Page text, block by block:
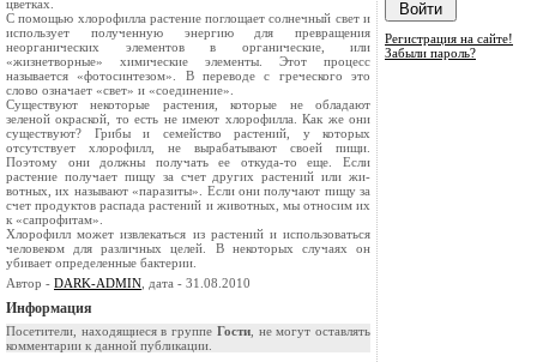
цветках.
С помощью хлорофилла растение поглощает солнечный свет и
использует полученную энер­гию для превращения
неорганических элементов в органические, или
«жизнетворные» химические элементы. Этот процесс
называется «фотосинте­зом». В переводе с греческого это
слово означает «свет» и «соединение».
Существуют некоторые растения, которые не обладают
зеленой окраской, то есть не имеют хлорофилла. Как же они
существуют? Грибы и семейство растений, у которых
отсутствует хлоро­филл, не вырабатывают своей пищи.
Поэтому они должны получать ее откуда-то еще. Если
растение получает пищу за счет других растений или жи­
вотных, их называют «паразиты». Если они полу­чают пищу за
счет продуктов распада растений и животных, мы относим их
к «сапрофитам».
Хлорофилл может извлекаться из растений и использоваться
человеком для различных целей. В некоторых случаях он
убивает определенные бактерии.
Автор - DARK-ADMIN , дата - 31.08.2010
Информация
Посетители, находящиеся в группе Гости, не могут оставлять
комментарии к данной публикации.
Регистрация на сайте!
Забыли пароль?